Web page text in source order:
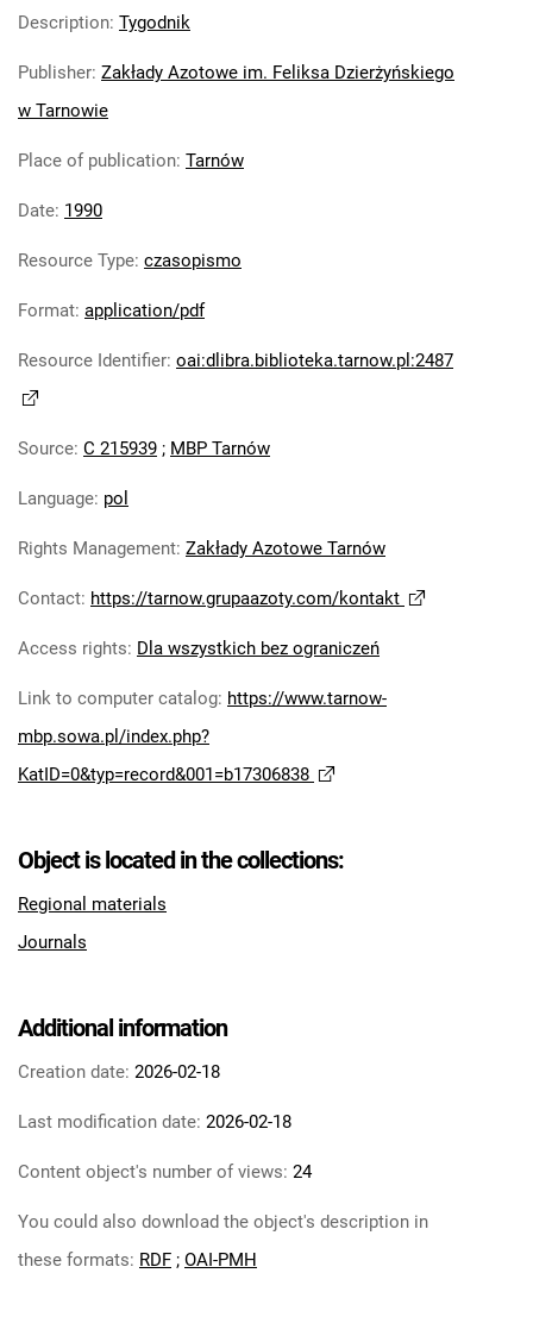
Feliksa Dzierżyńskiego. 1975
Robotniczego Zakładów Azotowych im.
Feliksa Dzierżyńskiego. 1976
Robotniczego Zakładów Azotowych im.
Feliksa Dzierżyńskiego. 1977
Robotniczego Zakładów Azotowych im.
Feliksa Dzierżyńskiego. 1978
Robotniczego Zakładów Azotowych im.
Robotniczego Zakładów Azotowych im.
Feliksa Dzierżyńskiego. 1980
Robotniczego Zakładów Azotowych im.
Tarnowskie Azoty : tygodnik Zakładów
Azotowych im. Feliksa Dzierżyńskiego w
Tarnowskie Azoty : tygodnik Zakładów
Azotowych im. Feliksa Dzierżyńskiego w
Tarnowie. 1983
Tarnowie. 1984
Azotowych im. Feliksa Dzierżyńskiego w
Tarnowie. 1985
Tarnowie. 1986
Tarnowskie Azoty : tygodnik Zakładów
Tarnowie. 1987
Tarnowskie Azoty : tygodnik Zakładów
Tarnowie. 1988
Tarnowskie Azoty : tygodnik Zakładów
Description: Tygodnik
Publisher: Zakłady Azotowe im. Feliksa Dzierżyńskiego
w Tarnowie
Place of publication: Tarnów
Date: 1990
Resource Type: czasopismo
Format: application/pdf
Resource Identifier: oai:dlibra.biblioteka.tarnow.pl:2487
Source: C 215939 ; MBP Tarnów
Language: pol
Rights Management: Zakłady Azotowe Tarnów
Contact: https://tarnow.grupaazoty.com/kontakt
Access rights: Dla wszystkich bez ograniczeń
Link to computer catalog: https://www.tarnow-
mbp.sowa.pl/index.php?
KatID=0&typ=record&001=b17306838
Object is located in the collections:
Regional materials
Journals
Additional information
Creation date: 2026-02-18
Last modification date: 2026-02-18
Content object's number of views: 24
You could also download the object's description in
these formats: RDF ; OAI-PMH